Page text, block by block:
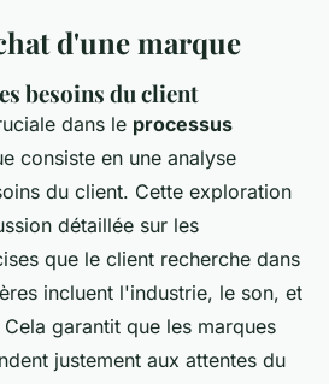
d'une marque
besoins du client
dans le processus
consiste en une analyse
du client. Cette exploration
détaillée sur les
que le client recherche dans
incluent l'industrie, le son, et
garantit que les marques
justement aux attentes du